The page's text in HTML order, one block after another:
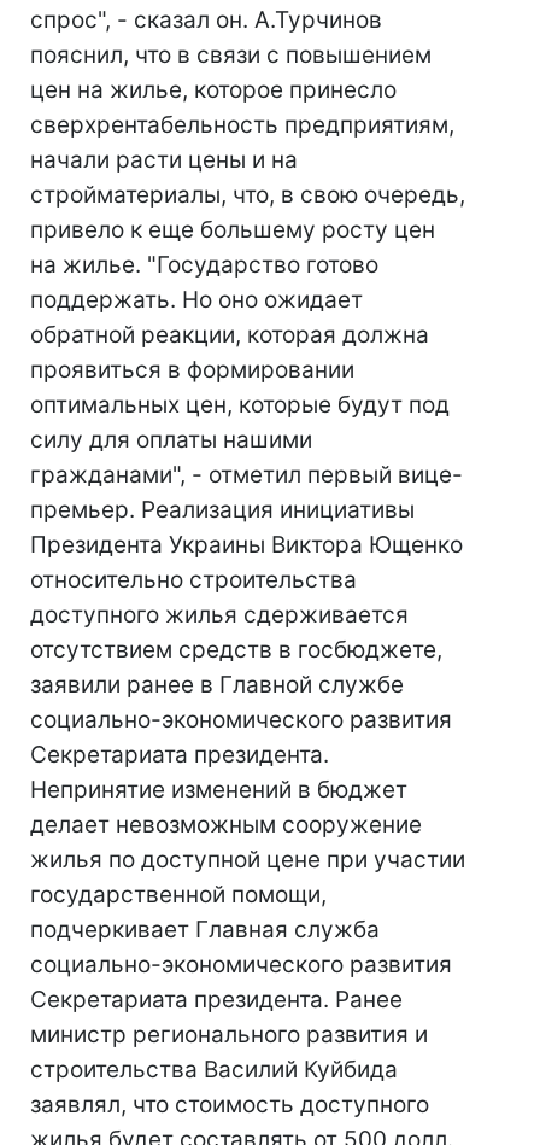
спрос", - сказал он. А.Турчинов
пояснил, что в связи с повышением
цен на жилье, которое принесло
сверхрентабельность предприятиям,
начали расти цены и на
стройматериалы, что, в свою очередь,
привело к еще большему росту цен
на жилье. "Государство готово
поддержать. Но оно ожидает
обратной реакции, которая должна
проявиться в формировании
оптимальных цен, которые будут под
силу для оплаты нашими
гражданами", - отметил первый вице-
премьер. Реализация инициативы
Президента Украины Виктора Ющенко
относительно строительства
доступного жилья сдерживается
отсутствием средств в госбюджете,
заявили ранее в Главной службе
социально-экономического развития
Секретариата президента.
Непринятие изменений в бюджет
делает невозможным сооружение
жилья по доступной цене при участии
государственной помощи,
подчеркивает Главная служба
социально-экономического развития
Секретариата президента. Ранее
министр регионального развития и
строительства Василий Куйбида
заявлял, что стоимость доступного